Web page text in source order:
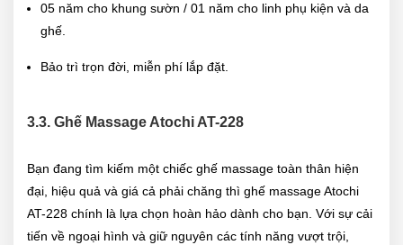
05 năm cho khung sườn / 01 năm cho linh phụ kiện và da
ghế.
Bảo trì trọn đời, miễn phí lắp đặt.
3.3. Ghế Massage Atochi AT-228
Bạn đang tìm kiếm một chiếc ghế massage toàn thân hiện
đại, hiệu quả và giá cả phải chăng thì ghế massage Atochi
AT-228 chính là lựa chọn hoàn hảo dành cho bạn. Với sự cải
tiến về ngoại hình và giữ nguyên các tính năng vượt trội,